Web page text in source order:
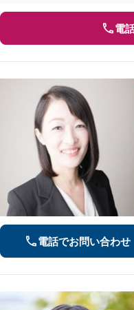
電
電話でお問い合わせ